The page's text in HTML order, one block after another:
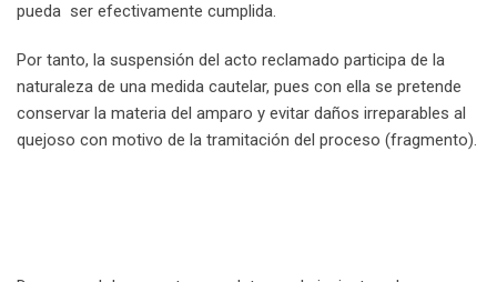
pueda ser efectivamente cumplida.
Por tanto, la suspensión del acto reclamado participa de la
naturaleza de una medida cautelar, pues con ella se pretende
conservar la materia del amparo y evitar daños irreparables al
quejoso con motivo de la tramitación del proceso (fragmento).